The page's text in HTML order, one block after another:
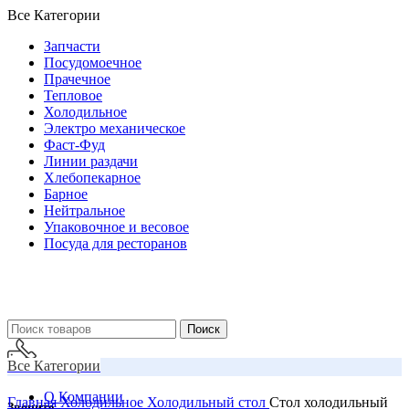
Все Категории
Запчасти
Посудомоечное
Прачечное
Тепловое
Холодильное
Электро механическое
Фаст-Фуд
Линии раздачи
Хлебопекарное
Барное
Нейтральное
Упаковочное и весовое
Посуда для ресторанов
Поиск
Все Категории
О Компании
ГлавнаяХолодильное Холодильный стол Стол холодильный